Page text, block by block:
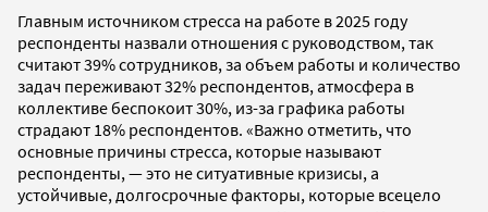
Главным источником стресса на работе в 2025 году
респонденты назвали отношения с руководством, так
считают 39% сотрудников, за объем работы и количество
задач переживают 32% респондентов, атмосфера в
коллективе беспокоит 30%, из-за графика работы
страдают 18% респондентов. «Важно отметить, что
основные причины стресса, которые называют
респонденты, — это не ситуативные кризисы, а
устойчивые, долгосрочные факторы, которые всецело